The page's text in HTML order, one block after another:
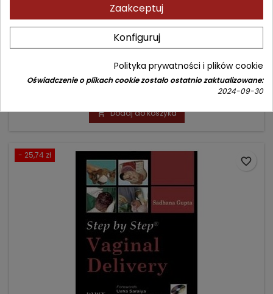
PLACENTAL-FETAL GROWTH RESTRICTION
(0)
podstawowa
 Dodaj do koszyka
- 25,74 zł
favorite_border
Zaakceptuj
Konfiguruj
Polityka prywatności i plików cookie
Oświadczenie o plikach cookie zostało ostatnio zaktualizowane:
2024-09-30